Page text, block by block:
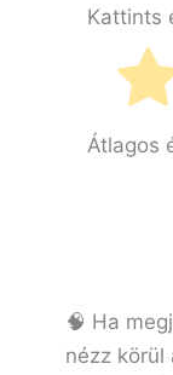
Kattints
Átlagos
🧠 Ha
nézz körül